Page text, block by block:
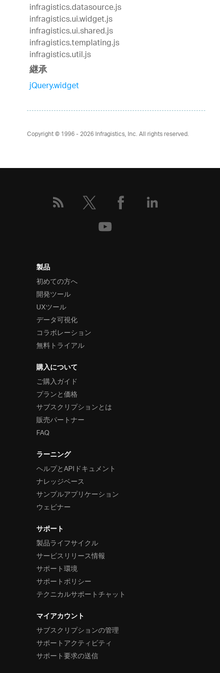
infragistics.datasource.js
infragistics.ui.widget.js
infragistics.ui.shared.js
infragistics.templating.js
infragistics.util.js
継承
jQuery.widget
Copyright © 1996 - 2026Infragistics, Inc. All rights reserved.
製品
初めての方へ
開発ツール
UXツール
データ可視化
コラボレーション
無料トライアル
購入について
ご購入ガイド
プランと価格
サブスクリプションとは
販売パートナー
FAQ
ラーニング
ヘルプとAPIドキュメント
ナレッジベース
サンプルアプリケーション
ウェビナー
サポート
製品ライフサイクル
サービスリリース情報
サポート環境
サポートポリシー
テクニカルサポートチャット
マイアカウント
サブスクリプションの管理
サポートアクティビティ
サポート要求の送信